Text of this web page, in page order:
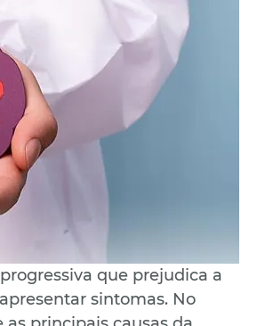
que prejudica a
sintomas. No